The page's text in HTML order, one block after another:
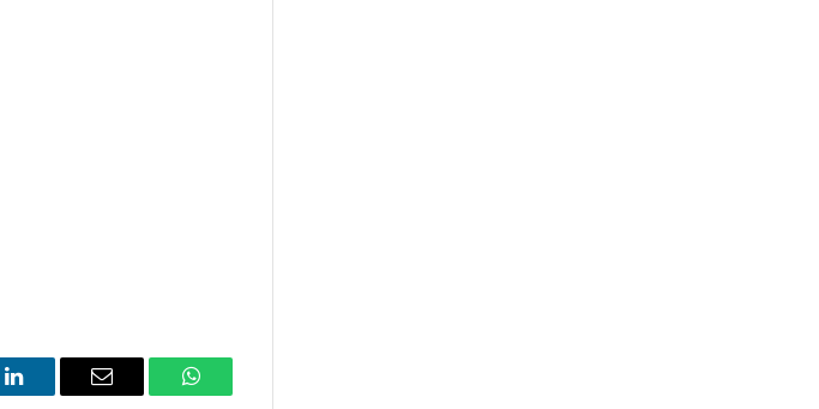
LinkedIn Email WhatsApp